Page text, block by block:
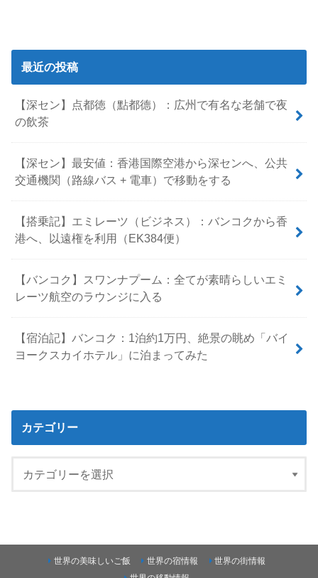
最近の投稿
【深セン】点都徳（點都德）：広州で有名な老舗で夜
の飲茶
【深セン】最安値：香港国際空港から深センへ、公共
交通機関（路線バス + 電車）で移動をする
【搭乗記】エミレーツ（ビジネス）：バンコクから香
港へ、以遠権を利用（EK384便）
【バンコク】スワンナプーム：全てが素晴らしいエミ
レーツ航空のラウンジに入る
【宿泊記】バンコク：1泊約1万円、絶景の眺め「バイ
ヨークスカイホテル」に泊まってみた
カテゴリー
世界の美味しいご飯 世界の宿情報
世界の街情報